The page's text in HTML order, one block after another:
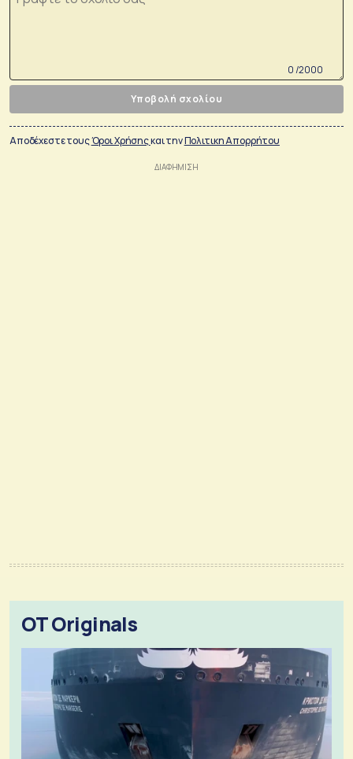
0 /2000
Υποβολή σχολίου
Αποδέχεστε τουςΌροι Χρήσηςκαι τηνΠολιτικη Απορρήτου
OT Originals